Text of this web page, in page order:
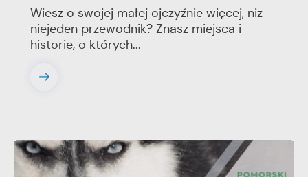
Wiesz o swojej małej ojczyźnie więcej, niż
niejeden przewodnik? Znasz miejsca i
historie, o których...